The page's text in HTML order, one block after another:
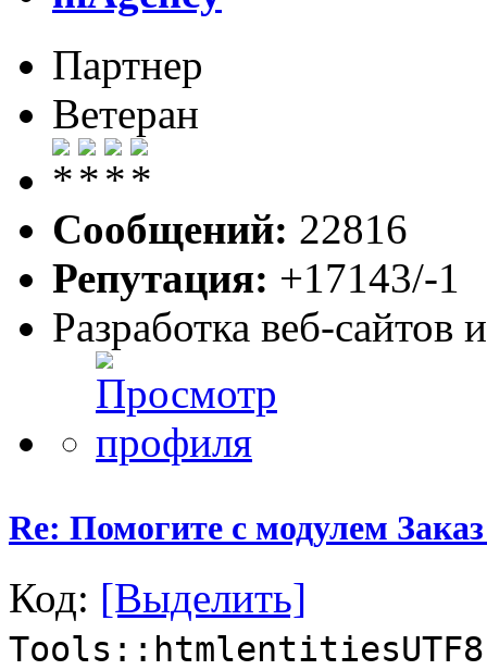
Партнер
Ветеран
Сообщений: 22816
Репутация: +17143/-1
Разработка веб-
Re: Помогите с модулем
Код: [Выделить]